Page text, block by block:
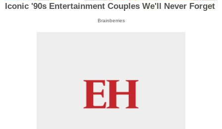
Iconic '90s Entertainment Couples We'll Never Forget
Brainberries